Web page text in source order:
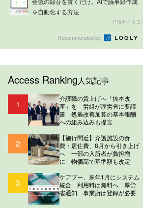
を自動化する方法
PR(カイタヨ)
Recommended by
Access Ranking人気記事
1
介護職の賃上げへ「抜本改
革」を 労組が厚労省に要請
書 処遇改善加算の基本報酬
への組み込みも提言
2
【施行間近】介護施設の食
費・居住費、8月から引き上げ
へ 一部の入所者が負担増
に 物価高で基準額も改定
3
ケアプー、来年1月にシステム
統合 利用料は無料へ 厚労
省通知 事業所は登録が必要